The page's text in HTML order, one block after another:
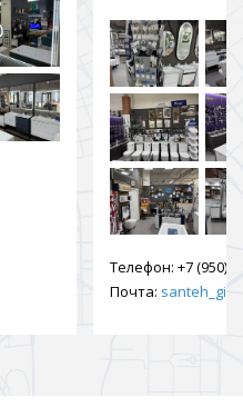
Телефон: +7 (950)
Почта: